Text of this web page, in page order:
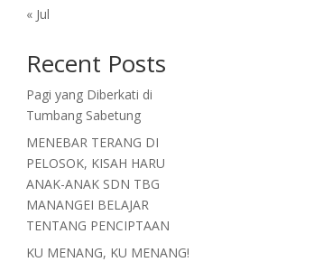
« Jul
Recent Posts
Pagi yang Diberkati di
Tumbang Sabetung
MENEBAR TERANG DI
PELOSOK, KISAH HARU
ANAK-ANAK SDN TBG
MANANGEI BELAJAR
TENTANG PENCIPTAAN
KU MENANG, KU MENANG!